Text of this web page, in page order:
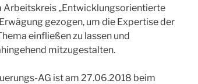
„Entwicklungsorientierte
gezogen, um die Expertise der
einfließen zu lassen und
mitzugestalten.
AG ist am 27.06.2018 beim